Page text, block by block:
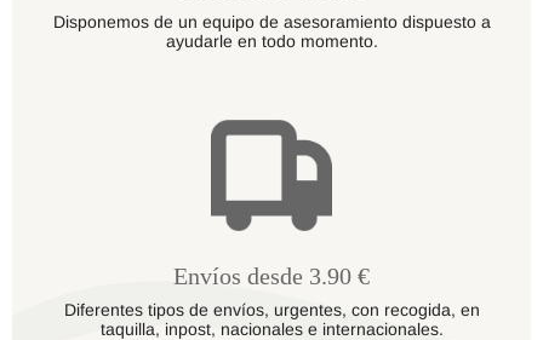
Disponemos de un equipo de asesoramiento dispuesto a
ayudarle en todo momento.
Envíos desde 3.90 €
Diferentes tipos de envíos, urgentes, con recogida, en
taquilla, inpost, nacionales e internacionales.